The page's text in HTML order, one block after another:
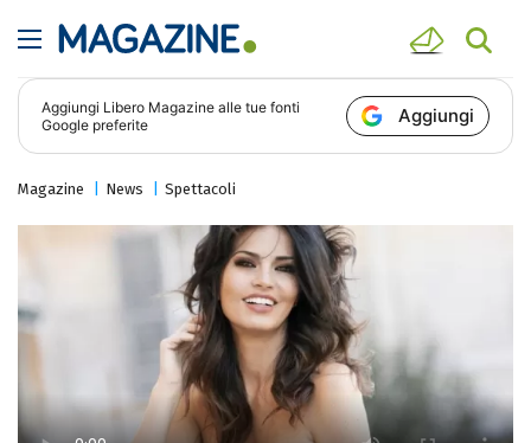
Aggiungi Libero Magazine alle tue fonti
Google preferite
Aggiungi
Magazine News Spettacoli